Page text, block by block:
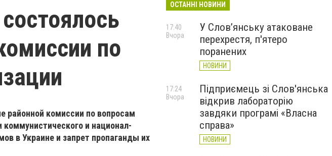
по
районной комиссии по вопросам
и национал-
в Украине и запрет пропаганды их
ОСТАННІ НОВИНИ
У Слов’янську атаковане
перехрестя, п'ятеро
поранених
НОВИНИ
17:40
Вчора
Підприємець зі Слов'янська
відкрив лабораторію
завдяки програмі «Власна
справа»
НОВИНИ
17:24
Вчора